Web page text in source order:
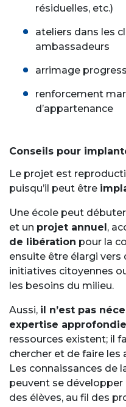
résiduelles, etc.)
ateliers dans les
ambassadeurs
arrimage
renforcement
d’appartenance
Conseils pour
Le projet est
puisqu’il peut être
Une école peut
et un projet annuel,
de libération pour la
ensuite être élargi
initiatives citoyennes
les besoins du milieu.
Aussi, il n’est pas
expertise approfondie
ressources existent; il
chercher et de faire
Les connaissances de
peuvent se
des élèves, au fil des